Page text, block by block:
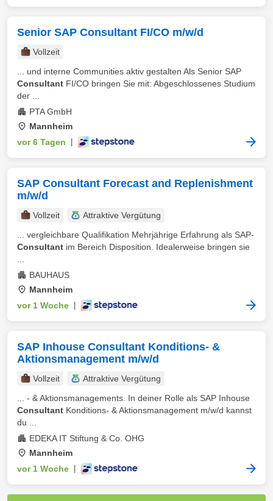
Senior SAP Consultant FI/CO m/w/d
Vollzeit
... und interne Communities aktiv gestalten Als Senior SAP
Consultant FI/CO bringen Sie mit: Abgeschlossenes Studium
der ...
PTA GmbH
Mannheim
vor 6 Tagen
SAP Consultant Forecast and Replenishment
m/w/d
Vollzeit
Attraktive Vergütung
... vergleichbare Qualifikation Mehrjährige Erfahrung als SAP-
Consultant im Bereich Disposition. Idealerweise bringen sie
BAUHAUS
Mannheim
vor 1 Woche
SAP Inhouse Consultant Konditions- &
Aktionsmanagement m/w/d
Vollzeit
Attraktive Vergütung
... - & Aktionsmanagements. In deiner Rolle als SAP Inhouse
Consultant Konditions- & Aktionsmanagement m/w/d kannst
du ...
EDEKA IT Stiftung & Co. OHG
Mannheim
vor 1 Woche